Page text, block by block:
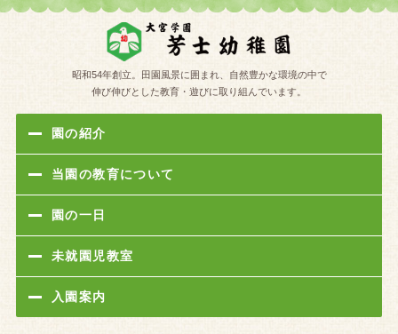
昭和54年創立。田園風景に囲まれ、自然豊かな環境の中で
伸び伸びとした教育・遊びに取り組んでいます。
園の紹介
当園の教育について
園の一日
未就園児教室
入園案内